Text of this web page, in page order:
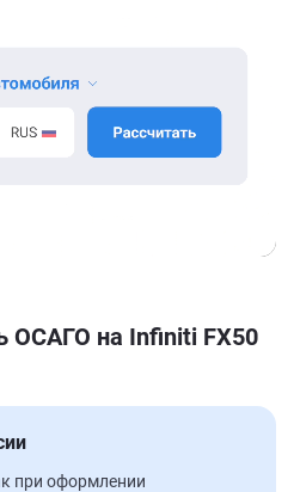
на Infiniti FX50
при оформлении